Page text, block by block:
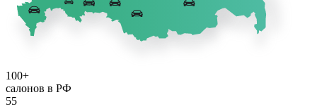
100+
салонов в РФ
55